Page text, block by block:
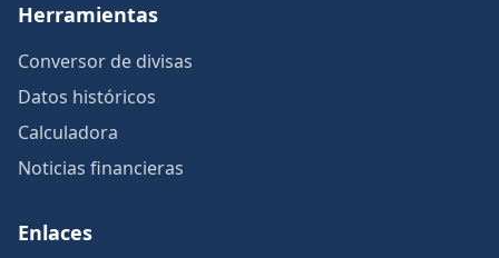
Herramientas
Conversor de divisas
Datos históricos
Calculadora
Noticias financieras
Enlaces